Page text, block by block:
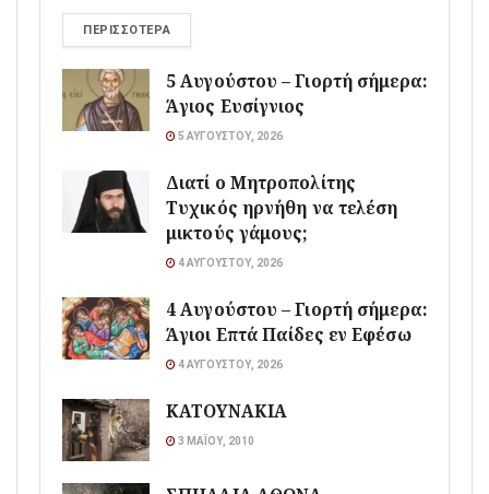
ΠΕΡΙΣΣΌΤΕΡΑ
5 Αυγούστου – Γιορτή σήμερα:
Άγιος Ευσίγνιος
5 ΑΥΓΟΎΣΤΟΥ, 2026
Διατί ο Μητροπολίτης
Τυχικός ηρνήθη να τελέση
μικτούς γάμους;
4 ΑΥΓΟΎΣΤΟΥ, 2026
4 Αυγούστου – Γιορτή σήμερα:
Άγιοι Επτά Παίδες εν Εφέσω
4 ΑΥΓΟΎΣΤΟΥ, 2026
ΚΑΤΟΥΝΑΚΙΑ
3 ΜΑΪ́ΟΥ, 2010